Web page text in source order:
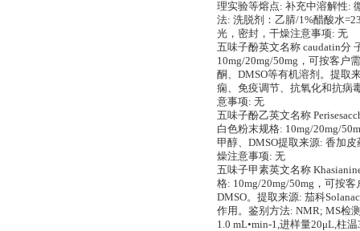
理实验等熔点: 补充中溶解性:
法: 洗脱剂：乙腈/1%醋酸水
光，密封，干燥注意事项: 无
五味子酚英文名称 caudatin分
10mg/20mg/50mg，可按客户
酮、DMSO等有机溶剂。提取
痫、免疫调节、抗氧化和抗病
意事项: 无
五味子酚乙英文名称
白色粉末规格: 10mg/20mg/
甲醇、DMSO提取来源: 香加
燥注意事项: 无
五味子甲素英文名称
格: 10mg/20mg/50mg，可按
DMSO。提取来源: 茄科
作用。鉴别方法: NMR; MS检
1.0 mL•min-1,进样量20μL,柱